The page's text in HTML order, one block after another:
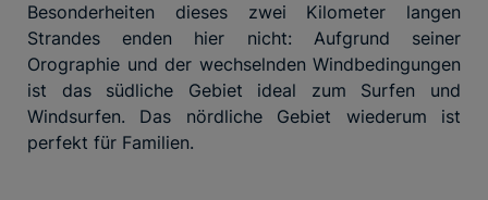
Besonderheiten dieses zwei Kilometer langen
Strandes enden hier nicht: Aufgrund seiner
Orographie und der wechselnden Windbedingungen
ist das südliche Gebiet ideal zum Surfen und
Windsurfen. Das nördliche Gebiet wiederum ist
perfekt für Familien.